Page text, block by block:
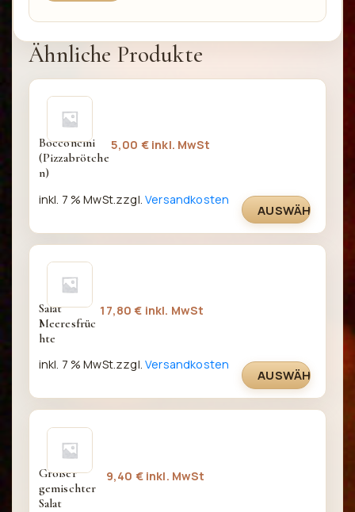
Ähnliche Produkte
Bocconcini
(Pizzabrötche
n)
5,00 € inkl. MwSt
inkl. 7 % MwSt. zzgl.Versandkosten
AUSWÄHLEN
Salat
Meeresfrüc
hte
17,80€ inkl. MwSt
inkl. 7 % MwSt.zzgl.Versandkosten
AUSWÄHLEN
Großer
gemischter
Salat
9,40 € inkl. MwSt